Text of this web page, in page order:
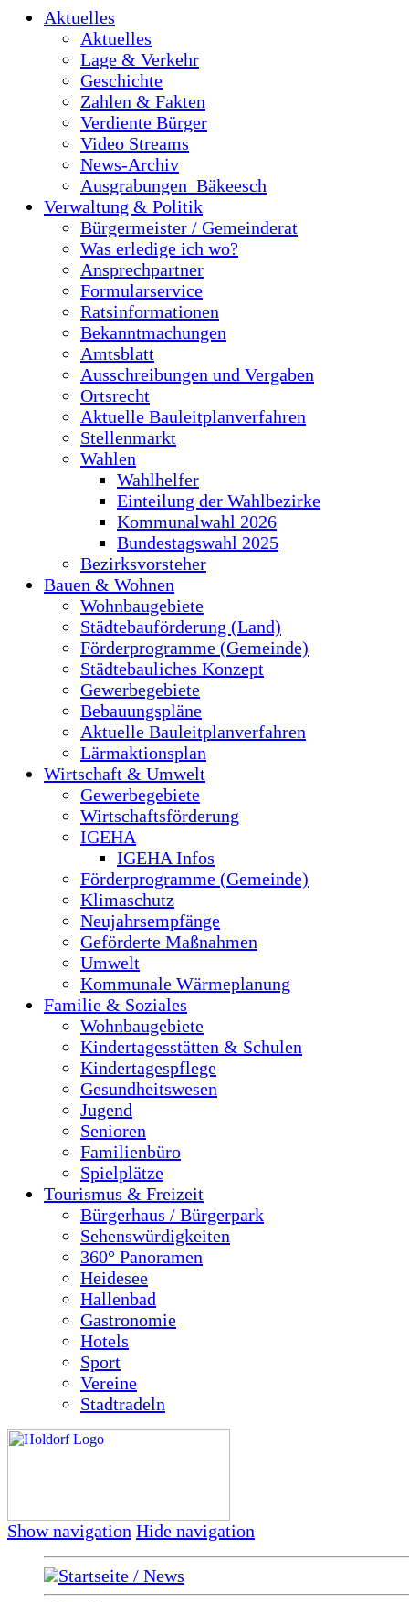
Aktuelles
Aktuelles
Lage & Verkehr
Geschichte
Zahlen & Fakten
Verdiente Bürger
Video Streams
News-Archiv
Ausgrabungen_Bäkeesch
Verwaltung & Politik
Bürgermeister / Gemeinderat
Was erledige ich wo?
Ansprechpartner
Formularservice
Ratsinformationen
Bekanntmachungen
Amtsblatt
Ausschreibungen und Vergaben
Ortsrecht
Aktuelle Bauleitplanverfahren
Stellenmarkt
Wahlen
Wahlhelfer
Einteilung der Wahlbezirke
Kommunalwahl 2026
Bundestagswahl 2025
Bezirksvorsteher
Bauen & Wohnen
Wohnbaugebiete
Städtebauförderung (Land)
Förderprogramme (Gemeinde)
Städtebauliches Konzept
Gewerbegebiete
Bebauungspläne
Aktuelle Bauleitplanverfahren
Lärmaktionsplan
Wirtschaft & Umwelt
Gewerbegebiete
Wirtschaftsförderung
IGEHA
IGEHA Infos
Förderprogramme (Gemeinde)
Klimaschutz
Neujahrsempfänge
Geförderte Maßnahmen
Umwelt
Kommunale Wärmeplanung
Familie & Soziales
Wohnbaugebiete
Kindertagesstätten & Schulen
Kindertagespflege
Gesundheitswesen
Jugend
Senioren
Familienbüro
Spielplätze
Tourismus & Freizeit
Bürgerhaus / Bürgerpark
Sehenswürdigkeiten
360° Panoramen
Heidesee
Hallenbad
Gastronomie
Hotels
Sport
Vereine
Stadtradeln
Show navigation Hide navigation
Startseite / News